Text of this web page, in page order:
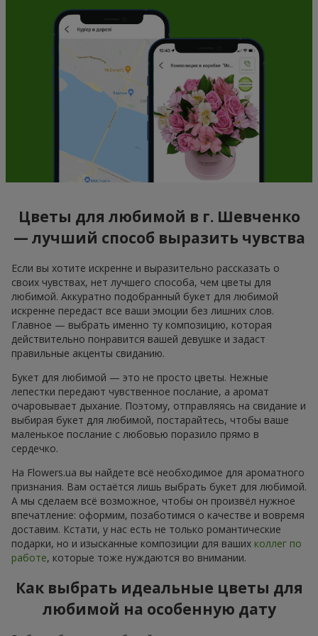
Цветы для любимой в г. Шевченко
— лучший способ выразить чувства
Если вы хотите искренне и выразительно рассказать о
своих чувствах, нет лучшего способа, чем цветы для
любимой. Аккуратно подобранный букет для любимой
искренне передаст все ваши эмоции без лишних слов.
Главное — выбрать именно ту композицию, которая
действительно понравится вашей девушке и задаст
правильные акценты свиданию.
Букет для любимой — это не просто цветы. Нежные
лепестки передают чувственное послание, а аромат
очаровывает дыхание. Поэтому, отправляясь на свидание и
выбирая букет для любимой, постарайтесь, чтобы ваше
маленькое послание с любовью поразило прямо в
сердечко.
На Flowers.ua вы найдете всё необходимое для ароматного
признания. Вам остаётся лишь выбрать букет для любимой.
А мы сделаем всё возможное, чтобы он произвёл нужное
впечатление: оформим, позаботимся о качестве и вовремя
доставим. Кстати, у нас есть не только романтические
подарки, но и изысканные композиции для ваших коллег по
работе, которые тоже нуждаются во внимании.
Как выбрать идеальные цветы для
любимой на особенную дату